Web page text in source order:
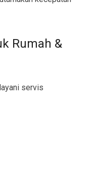
Rumah &
servis